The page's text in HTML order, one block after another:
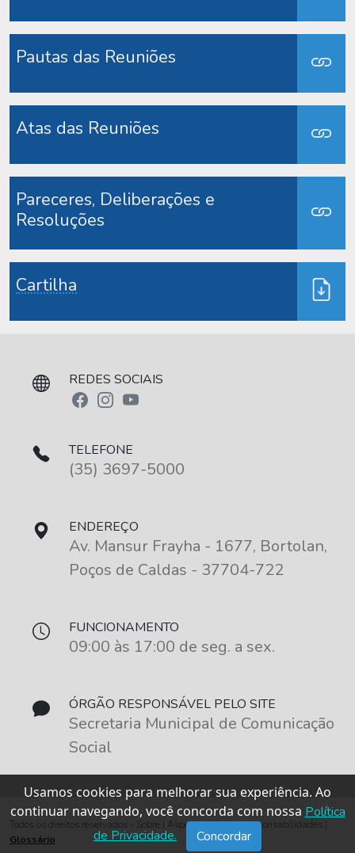
Pautas das Reuniões
Atas das Reuniões
Pareceres, Deliberações e
Resoluções
Cartilha
REDES SOCIAIS
TELEFONE
(35) 3697-5000
ENDEREÇO
Av. Mansur Frayha - 1677, Bortolan,
Poços de Caldas - 37704-722
FUNCIONAMENTO
09:00 às 17:00 de seg. a sex.
ÓRGÃO RESPONSÁVEL PELO SITE
Secretaria Municipal de Comunicação
Social
Todos os direitos reservados - Sobre | Aspectos legais e responsabilidades |
Glossário
Usamos cookies para melhorar sua experiência. Ao
continuar navegando, você concorda com nossa Política
de Privacidade.
Concordar